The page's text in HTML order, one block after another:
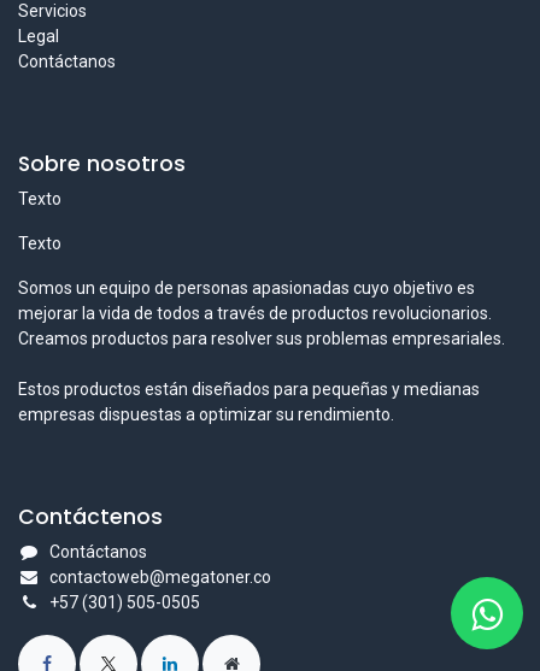
Servicios
Legal
Contáctanos
Sobre nosotros
Texto
Texto
Somos un equipo de personas apasionadas cuyo objetivo es
mejorar la vida de todos a través de productos revolucionarios.
Creamos productos para resolver sus problemas empresariales.
Estos productos están diseñados para pequeñas y medianas
empresas dispuestas a optimizar su rendimiento.
Contáctenos
Contáctanos
contactoweb@megatoner.co
+57 (301) 505-0505